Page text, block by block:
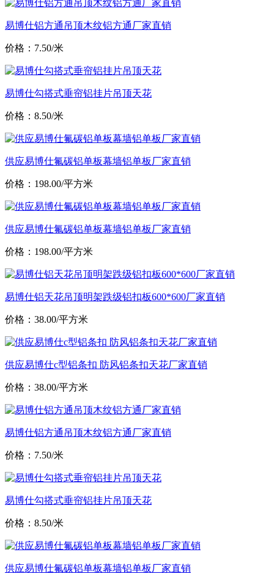
易博仕铝方通吊顶木纹铝方通厂家直销
价格：7.50/米
易博仕勾搭式垂帘铝挂片吊顶天花
价格：8.50/米
供应易博仕氟碳铝单板幕墙铝单板厂家直销
价格：198.00/平方米
供应易博仕氟碳铝单板幕墙铝单板厂家直销
价格：198.00/平方米
易博仕铝天花吊顶明架跌级铝扣板600*600厂家直销
价格：38.00/平方米
供应易博仕c型铝条扣 防风铝条扣天花厂家直销
价格：38.00/平方米
易博仕铝方通吊顶木纹铝方通厂家直销
价格：7.50/米
易博仕勾搭式垂帘铝挂片吊顶天花
价格：8.50/米
供应易博仕氟碳铝单板幕墙铝单板厂家直销